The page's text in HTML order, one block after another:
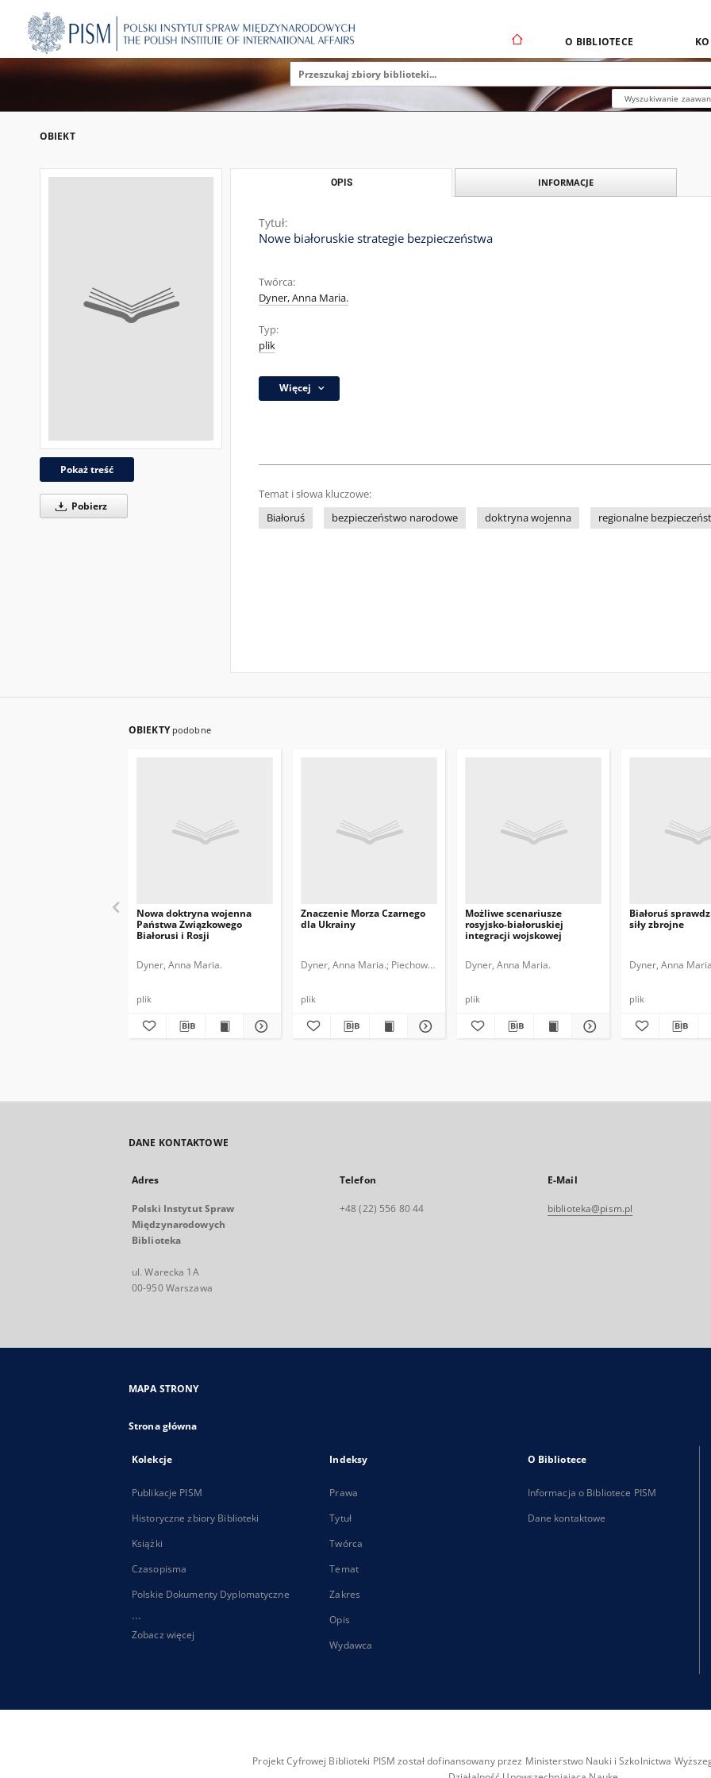
O BIBLIOTECE
Wyszukiwanie
OBIEKT
Pokaż treść
Pobierz
OPIS INFORMACJE
Tytuł:
Nowe białoruskie strategie bezpieczeństwa
Twórca:
Dyner, Anna Maria.
Typ:
plik
Więcej
Temat i słowa kluczowe:
Białoruś
bezpieczeństwo narodowe doktryna wojenna regionalne
OBIEKTY podobne
Nowa doktryna wojenna
Państwa Związkowego
Białorusi i Rosji
Dyner, Anna Maria.
plik
Znaczenie Morza Czarnego
dla Ukrainy
Dyner, Anna Maria. Piechowska, Maria.
plik
Możliwe scenariusze
rosyjsko-białoruskiej
integracji wojskowej
Dyner, Anna Maria.
plik
Białoruś
siły zbrojne
Dyner, Anna
plik
DANE KONTAKTOWE
Adres
Polski Instytut Spraw
Międzynarodowych
Biblioteka
ul. Warecka 1A
00-950 Warszawa
Telefon
+48 (22) 556 80 44
E-Mail
biblioteka@pism.pl
MAPA STRONY
Strona główna
Kolekcje
Publikacje PISM
Historyczne zbiory Biblioteki
Książki
Czasopisma
Polskie Dokumenty Dyplomatyczne
...
Zobacz więcej
Indeksy
Prawa
Tytuł
Twórca
Temat
Zakres
Opis
Wydawca
O Bibliotece
Informacja o Bibliotece PISM
Dane kontaktowe
Projekt Cyfrowej Biblioteki PISM został dofinansowany przez Ministerstwo Nauki i Szkolnictwa